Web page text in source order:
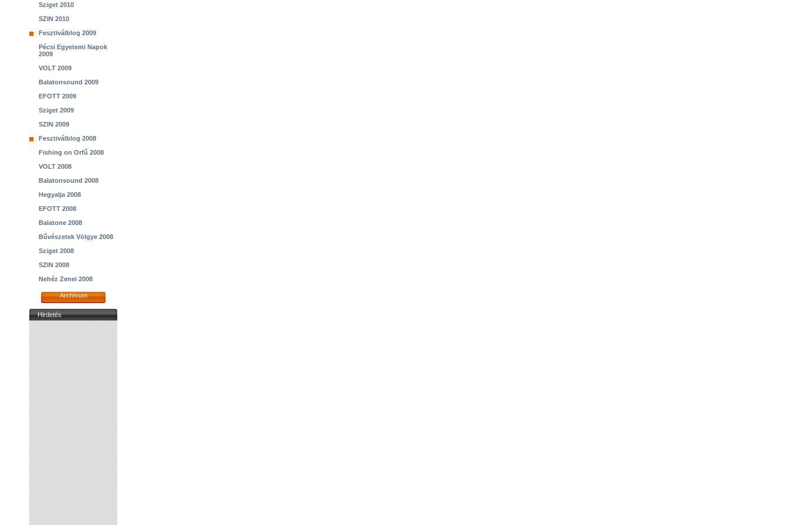
Sziget 2010
SZIN 2010
Fesztiválblog 2009
Pécsi Egyetemi Napok
2009
VOLT 2009
Balatonsound 2009
EFOTT 2009
Sziget 2009
SZIN 2009
Fesztiválblog 2008
Fishing on Orfű 2008
VOLT 2008
Balatonsound 2008
Hegyalja 2008
EFOTT 2008
Balatone 2008
Bűvészetek Völgye 2008
Sziget 2008
SZIN 2008
Nehéz Zenei 2008
Archívum
Hirdetés